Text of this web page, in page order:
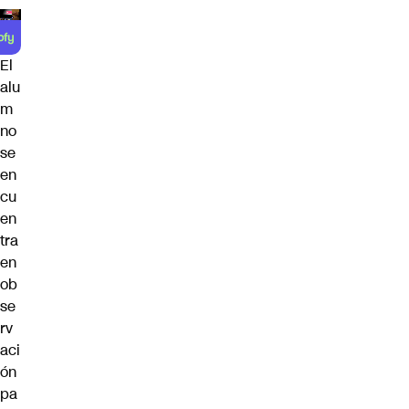
El
alu
m
no
se
en
cu
en
tra
en
ob
se
rv
aci
ón
pa